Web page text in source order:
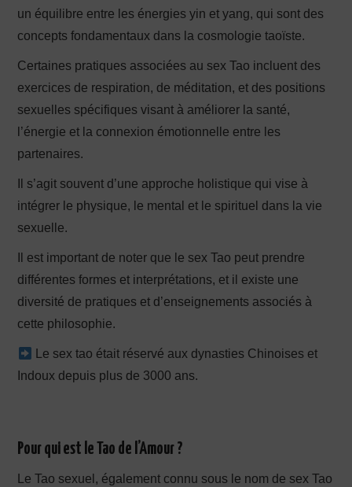
un équilibre entre les énergies yin et yang, qui sont des
concepts fondamentaux dans la cosmologie taoïste.
Certaines pratiques associées au sex Tao incluent des
exercices de respiration, de méditation, et des positions
sexuelles spécifiques visant à améliorer la santé,
l’énergie et la connexion émotionnelle entre les
partenaires.
Il s’agit souvent d’une approche holistique qui vise à
intégrer le physique, le mental et le spirituel dans la vie
sexuelle.
Il est important de noter que le sex Tao peut prendre
différentes formes et interprétations, et il existe une
diversité de pratiques et d’enseignements associés à
cette philosophie.
Le sex tao était réservé aux dynasties Chinoises et
Indoux depuis plus de 3000 ans.
Pour qui est le Tao de l’Amour ?
Le Tao sexuel, également connu sous le nom de sex Tao